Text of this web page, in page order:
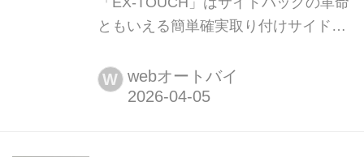
ともいえる簡単確実取り付けサイドバ
ー・カブカブ・ダイアリーズ
Vol.367〉 サドルバッグ(サイドバッグ)
W webオートバイ